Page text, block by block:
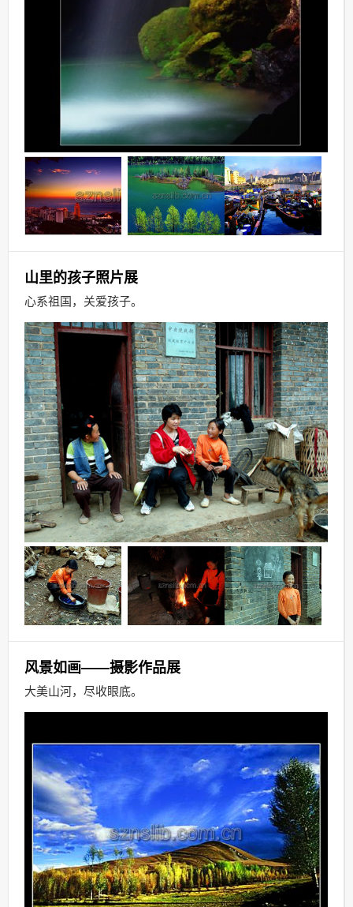
山里的孩子照片展
心系祖国 ， 关爱孩子。
风景如画——摄影作品展
大美山河， 尽收眼底。